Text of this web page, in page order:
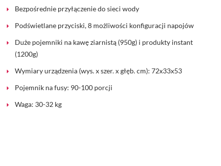
Bezpośrednie przyłączenie do sieci wody
Podświetlane przyciski, 8 możliwości konfiguracji napojów
Duże pojemniki na kawę ziarnistą (950g) i produkty instant
(1200g)
Wymiary urządzenia (wys. x szer. x głęb. cm): 72x33x53
Pojemnik na fusy: 90-100 porcji
Waga: 30-32 kg